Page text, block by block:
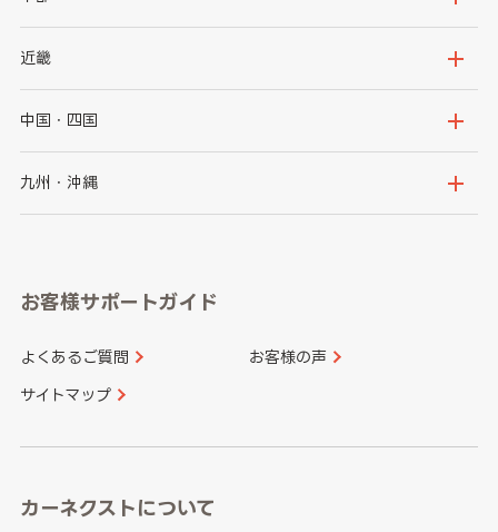
秋田県
群馬県
千葉県
神奈川県
新潟県
石川県
山梨県
愛知県
近畿
大阪府
京都府
和歌山県
中国・四国
鳥取県
山口県
香川県 愛媛県
九州・沖縄
長崎県
大分県 宮崎県
お客様サポートガイド
よくあるご質問 お客様の声
サイトマップ
カーネクストについて